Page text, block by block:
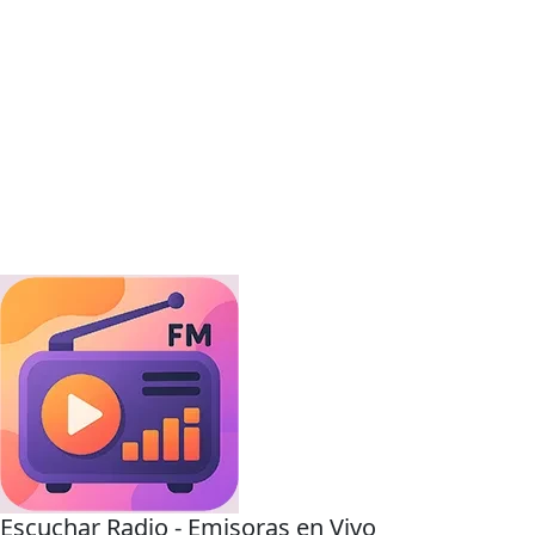
Escuchar Radio - Emisoras en Vivo